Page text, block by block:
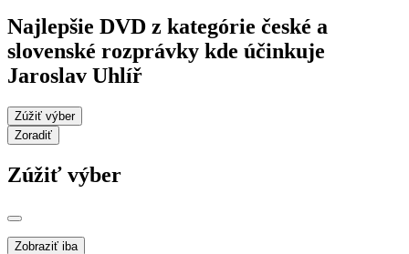
Najlepšie DVD z kategórie české a
slovenské rozprávky kde účinkuje
Jaroslav Uhlíř
Zúžiť výber
Zoradiť
Zúžiť výber
Zobraziť iba